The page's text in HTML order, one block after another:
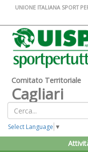
UNIONE ITALIANA SPORT
Comitato Territoriale
Cagliari
Select Language ▼